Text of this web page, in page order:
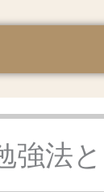
強法